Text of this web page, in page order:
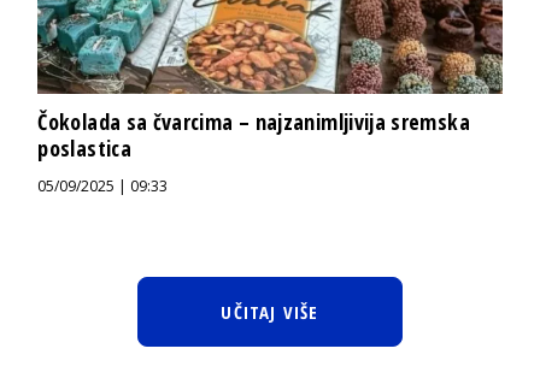
Čokolada sa čvarcima – najzanimljivija sremska
poslastica
05/09/2025 | 09:33
UČITAJ VIŠE